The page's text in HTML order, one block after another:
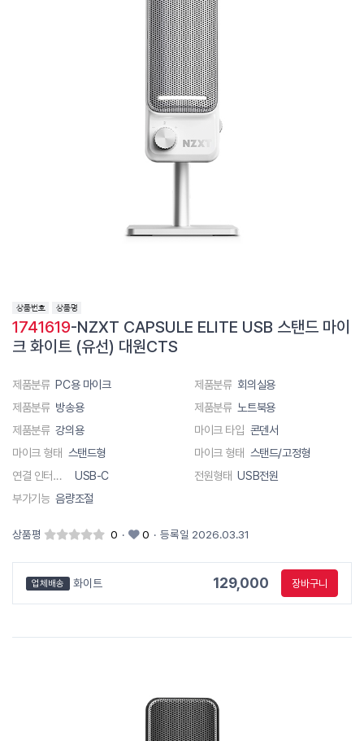
1741619-NZXT CAPSULE ELITE USB 스탠드 마이
크 화이트 (유선) 대원CTS
제품분류 PC용 마이크 제품분류 회의실용
제품분류 방송용 제품분류 노트북용
제품분류 강의용 마이크 타입 콘덴서
마이크 형태 스탠드형 마이크 형태 스탠드/고정형
연결 인터페이스
USB-C 전원형태 USB전원
부가기능 음량조절
상품평 0 · 0 · 등록일 2026.03.31
업체배송 화이트 129,000 장바구니